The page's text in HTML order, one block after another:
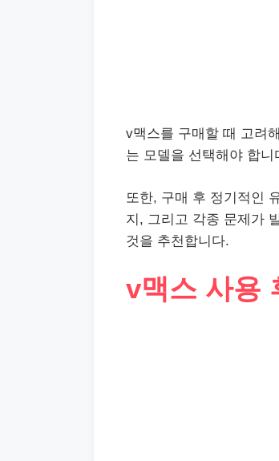
v맥스를 구매할 때 고려
는 모델을 선택해야 합
또한, 구매 후 정기적인
지, 그리고 각종 문제가
것을 추천합니다.
v맥스 사용